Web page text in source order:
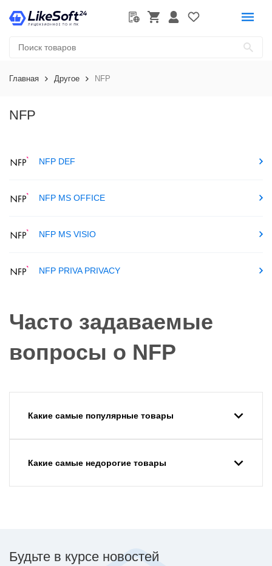
Главная Другое NFP
NFP
NFP DEF
NFP MS OFFICE
NFP MS VISIO
NFP PRIVA PRIVACY
Часто задаваемые
вопросы о NFP
Какие самые популярные товары
Какие самые недорогие товары
Будьте в курсе новостей